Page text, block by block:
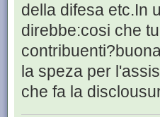
della difesa etc.In
direbbe:cosi che
la speza per
che fa la